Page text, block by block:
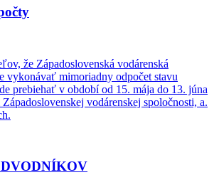
že Západoslovenská vodárenská
vykonávať mimoriadny odpočet stavu
prebiehať v období od 15. mája do 13. júna
vodárenskej spoločnosti, a.